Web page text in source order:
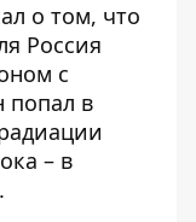
о том, что
Россия
с
попал в
– в